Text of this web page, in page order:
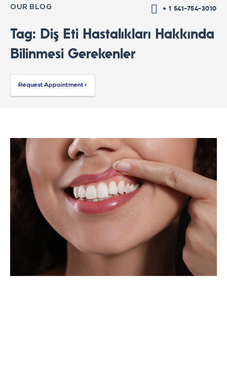
OUR BLOG + 1 541-754-3010
Tag: Diş Eti Hastalıkları Hakkında
Bilinmesi Gerekenler
Request Appointment >